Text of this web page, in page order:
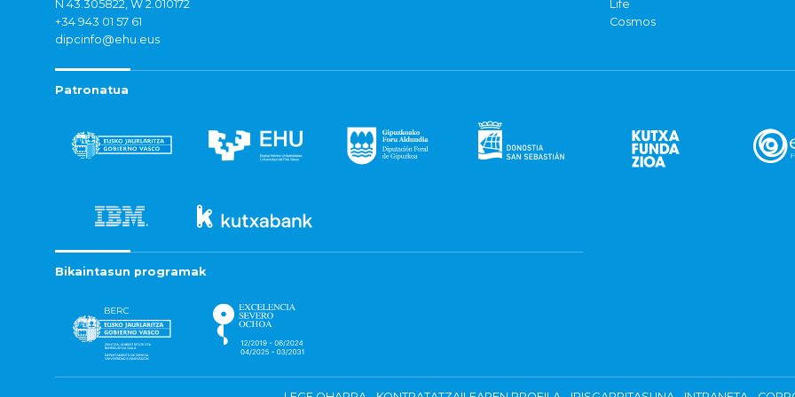
N 43.305822, W 2.010172
+34 943 01 57 61
dipcinfo@ehu.eus
Life
Cosmos
Patronatua
Bikaintasun programak